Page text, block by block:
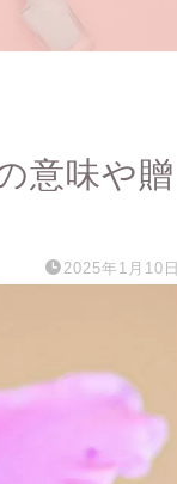
意味や贈
2025年1月10日